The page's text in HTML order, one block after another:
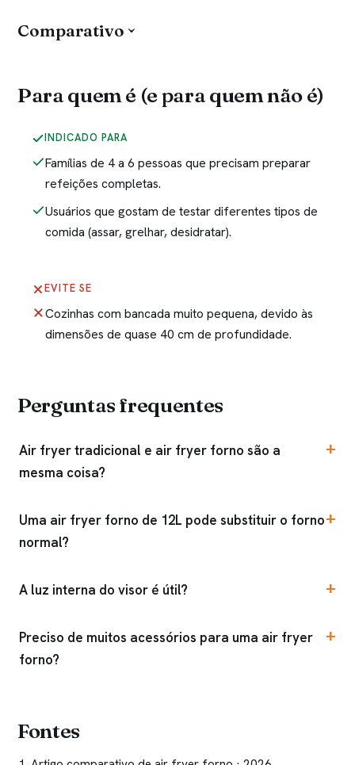
Comparativo
Para quem é (e para quem não é)
INDICADO PARA
Famílias de 4 a 6 pessoas que precisam preparar
refeições completas.
Usuários que gostam de testar diferentes tipos de
comida (assar, grelhar, desidratar).
EVITE SE
Cozinhas com bancada muito pequena, devido às
dimensões de quase 40 cm de profundidade.
Perguntas frequentes
Air fryer tradicional e air fryer forno são a
mesma coisa?
Uma air fryer forno de 12L pode substituir o forno
normal?
A luz interna do visor é útil?
Preciso de muitos acessórios para uma air fryer
forno?
Fontes